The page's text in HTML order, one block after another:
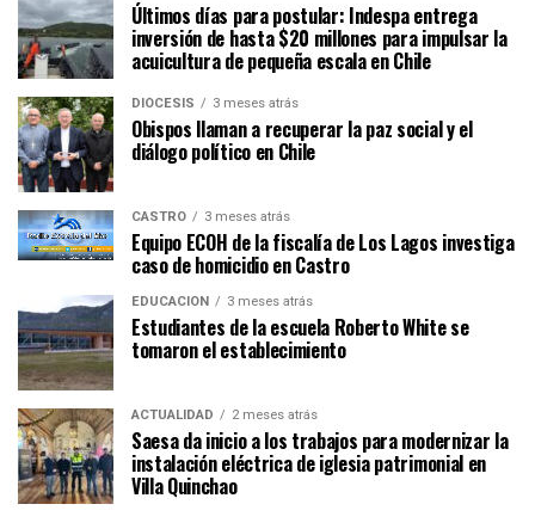
Últimos días para postular: Indespa entrega
inversión de hasta $20 millones para impulsar la
acuicultura de pequeña escala en Chile
DIÓCESIS 3 meses atrás
Obispos llaman a recuperar la paz social y el
diálogo político en Chile
CASTRO 3 meses atrás
Equipo ECOH de la fiscalía de Los Lagos investiga
caso de homicidio en Castro
EDUCACIÓN 3 meses atrás
Estudiantes de la escuela Roberto White se
tomaron el establecimiento
ACTUALIDAD 2 meses atrás
Saesa da inicio a los trabajos para modernizar la
instalación eléctrica de iglesia patrimonial en
Villa Quinchao